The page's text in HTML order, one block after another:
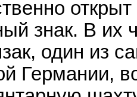
знак. В их
один из
Германии,